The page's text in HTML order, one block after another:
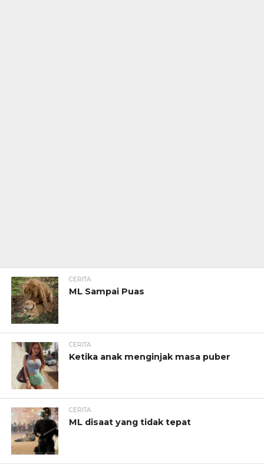
CERITA
ML Sampai Puas
CERITA
Ketika anak menginjak masa puber
CERITA
ML disaat yang tidak tepat